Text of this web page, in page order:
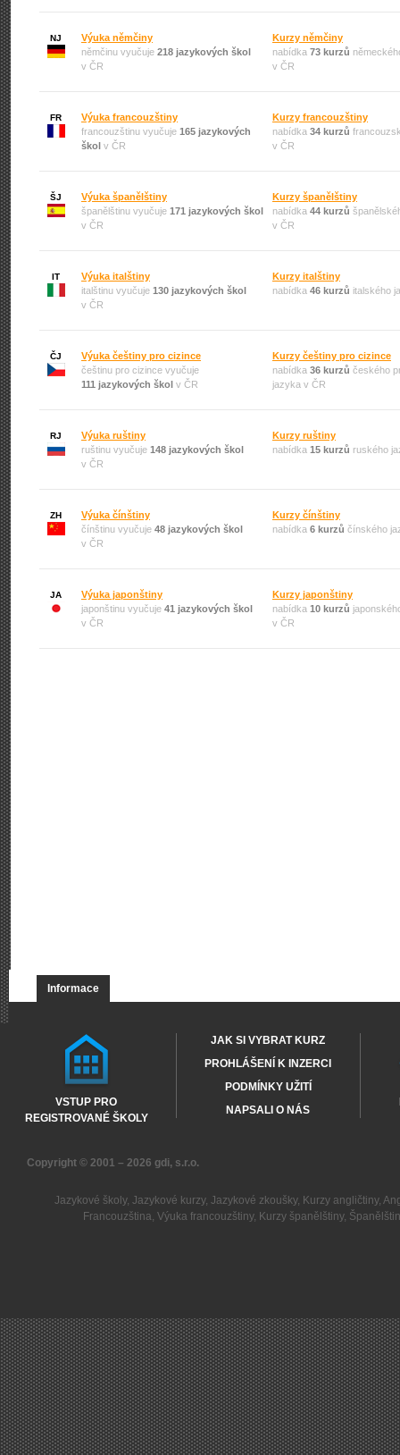
NJ
Výuka němčiny
němčinu vyučuje 218 jazykových škol
v ČR
Kurzy němčiny
nabídka 73 kurzů
v ČR
FR
Výuka francouzštiny
francouzštinu vyučuje 165 jazykových
škol v ČR
Kurzy francouzštiny
nabídka 34 kurzů
v ČR
ŠJ
Výuka španělštiny
španělštinu vyučuje 171 jazykových škol
v ČR
Kurzy španělštiny
nabídka 44 kurzů
v ČR
IT
Výuka italštiny
italštinu vyučuje 130 jazykových škol
v ČR
Kurzy italštiny
nabídka 46 kurzů italského
ČJ
Výuka češtiny pro cizince
češtinu pro cizince vyučuje
111 jazykových škol v ČR
Kurzy češtiny pro cizince
nabídka 36 kurzů českého
jazyka v ČR
RJ
Výuka ruštiny
ruštinu vyučuje 148 jazykových škol
v ČR
Kurzy ruštiny
nabídka 15 kurzů ruského
ZH
Výuka čínštiny
čínštinu vyučuje 48 jazykových škol
v ČR
Kurzy čínštiny
nabídka 6 kurzů čínského
JA
Výuka japonštiny
japonštinu vyučuje 41 jazykových škol
v ČR
Kurzy japonštiny
nabídka 10 kurzů
v ČR
Informace
VSTUP PRO
REGISTROVANÉ ŠKOLY
JAK SI VYBRAT KURZ
PROHLÁŠENÍ K INZERCI
PODMÍNKY UŽITÍ
NAPSALI O NÁS
Copyright © 2001 – 2026 gdi, s.r.o.
Jazykové školy, Jazykové kurzy, Jazykové zkoušky, Kurzy angličtiny,
Francouzština,Výuka francouzštiny, Kurzy španělštiny,